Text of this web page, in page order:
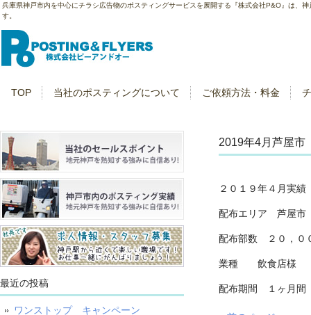
兵庫県神戸市内を中心にチラシ広告物のポスティングサービスを展開する『株式会社P&O』は、
す。
TOP 当社のポスティングについて ご依頼方法・料金
2019年4月芦屋
２０１９年４月実績
配布エリア 芦屋市
配布部数 ２０，０
業種 飲食店様
配布期間 １ヶ月間
最近の投稿
ワンストップ キャンペーン